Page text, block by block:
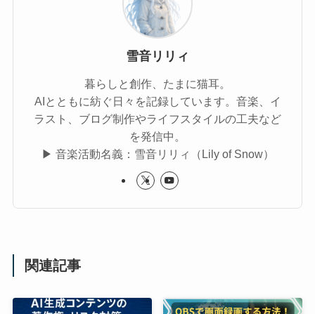
雪音リリィ
暮らしと創作、たまに猫耳。
AIとともに紡ぐ日々を記録しています。音楽、イ
ラスト、ブログ制作やライフスタイルの工夫など
を発信中。
▶︎ 音楽活動名義：雪音リリィ（Lily of Snow）
関連記事